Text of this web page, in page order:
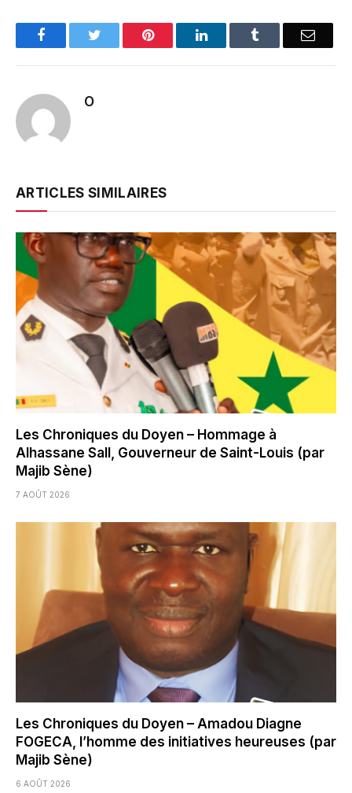
FacebookTwitter Pinterest LinkedInTumblr Email
O
ARTICLES SIMILAIRES
Les Chroniques du Doyen – Hommage à
Alhassane Sall, Gouverneur de Saint-Louis (par
Majib Sène)
7 AOÛT 2026
Les Chroniques du Doyen – Amadou Diagne
FOGECA, l’homme des initiatives heureuses (par
Majib Sène)
6 AOÛT 2026